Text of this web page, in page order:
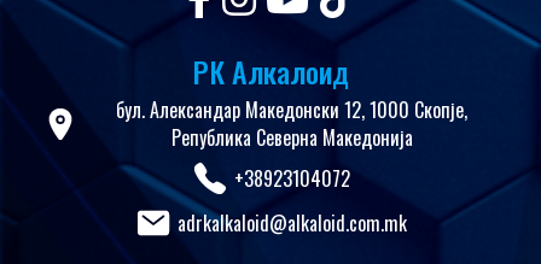
РК Алкалоид
бул. Александар Македонски 12, 1000 Скопје,
Република Северна Македонија
+38923104072
adrkalkaloid@alkaloid.com.mk